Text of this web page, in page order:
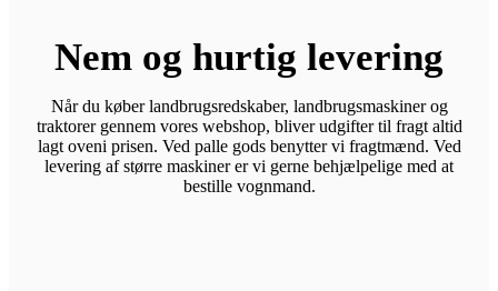
Nem og hurtig levering
Når du køber landbrugsredskaber, landbrugsmaskiner og
traktorer gennem vores webshop, bliver udgifter til fragt altid
lagt oveni prisen. Ved palle gods benytter vi fragtmænd. Ved
levering af større maskiner er vi gerne behjælpelige med at
bestille vognmand.